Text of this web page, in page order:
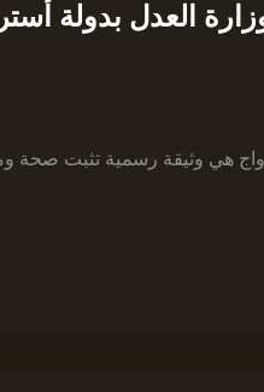
العدل بدولة
هي وثيقة رسمية تثبت صحة